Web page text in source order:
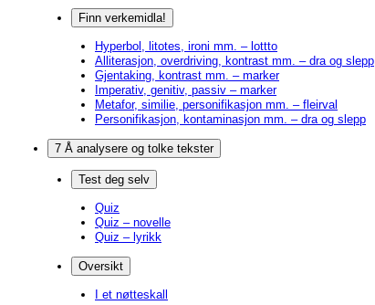
Finn verkemidla!
Hyperbol, litotes, ironi mm. – lottto
Alliterasjon, overdriving, kontrast mm. – dra og slepp
Gjentaking, kontrast mm. – marker
Imperativ, genitiv, passiv – marker
Metafor, similie, personifikasjon mm. – fleirval
Personifikasjon, kontaminasjon mm. – dra og slepp
7 Å analysere og tolke tekster
Test deg selv
Quiz
Quiz – novelle
Quiz – lyrikk
Oversikt
I et nøtteskall